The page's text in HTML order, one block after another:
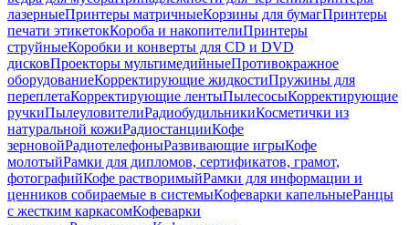
лазерныеПринтеры матричныеКорзины для бумагПринтеры
печати этикетокКороба и накопителиПринтеры
струйныеКоробки и конверты для CD и DVD
дисковПроекторы мультимедийныеПротивокражное
оборудованиеКорректирующие жидкостиПружины для
переплетаКорректирующие лентыПылесосыКорректирующие
ручкиПылеуловителиРадиобудильникиКосметички из
натуральной кожиРадиостанцииКофе
зерновойРадиотелефоныРазвивающие игрыКофе
молотыйРамки для дипломов, сертификатов, грамот,
фотографийКофе растворимыйРамки для информации и
ценников собираемые в системыКофеварки капельныеРанцы
с жестким каркасомКофеварки